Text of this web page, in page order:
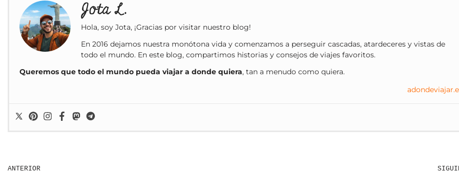
Jota L.
Hola, soy Jota, ¡Gracias por visitar nuestro blog!
En 2016 dejamos nuestra monótona vida y comenzamos a perseguir cascadas, atardeceres y vistas de
todo el mundo. En este blog, compartimos historias y consejos de viajes favoritos.
Queremos que todo el mundo pueda viajar a donde quiera, tan a menudo como quiera.
ANTERIOR